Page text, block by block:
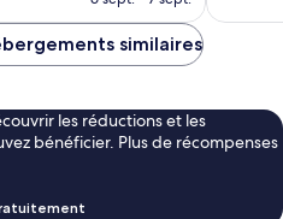
de
similaires
les réductions et les
bénéficier. Plus de récompenses